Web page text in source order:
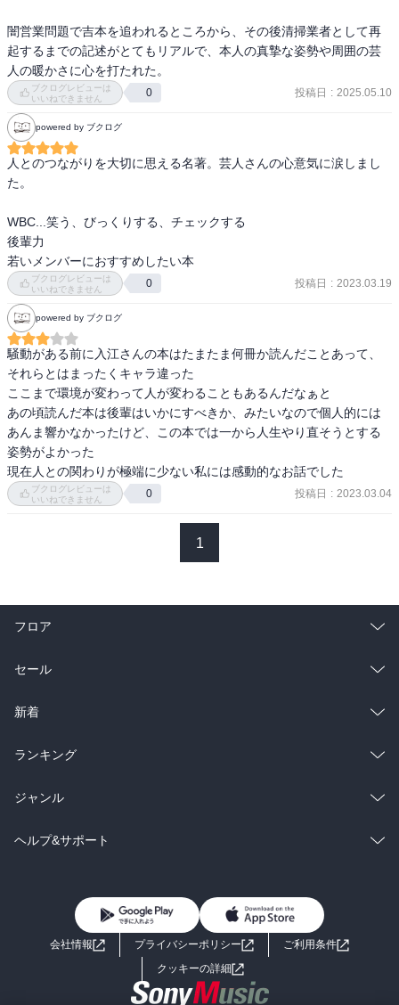
闇営業問題で吉本を追われるところから、その後清掃業者として再
起するまでの記述がとてもリアルで、本人の真摯な姿勢や周囲の芸
人の暖かさに心を打たれた。
ブクログレビューは
いいねできません
0 投稿日 : 2025.05.10
powered by ブクログ
人とのつながりを大切に思える名著。芸人さんの心意気に涙しまし
た。
WBC...笑う、びっくりする、チェックする
後輩力
若いメンバーにおすすめしたい本
ブクログレビューは
いいねできません
0 投稿日 : 2023.03.19
powered by ブクログ
騒動がある前に入江さんの本はたまたま何冊か読んだことあって、
それらとはまったくキャラ違った
ここまで環境が変わって人が変わることもあるんだなぁと
あの頃読んだ本は後輩はいかにすべきか、みたいなので個人的には
あんま響かなかったけど、この本では一から人生やり直そうとする
姿勢がよかった
現在人との関わりが極端に少ない私には感動的なお話でした
ブクログレビューは
いいねできません
0 投稿日 : 2023.03.04
1
フロア
総合
ラノベ
雑誌・グラビア
BL・TL
セール
総合
ラノベ
雑誌・グラビア
BL・TL
新着
総合
ラノベ
雑誌・グラビア
ランキング
総合
ラノベ
ジャンル
コミック
ライトノベル 男子向けラノベ
小説
ヘルプ&サポート
よくあるご質問 お問い合わせ
会社情報 プライバシーポリシー
ご利用条件
クッキーの詳細